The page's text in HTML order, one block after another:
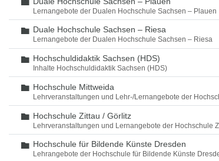
Lernangebote der Dualen Hochschule Sachsen – Plauen
Ordner
Duale Hochschule Sachsen – Riesa
Lernangebote der Dualen Hochschule Sachsen – Riesa
Ordner
Hochschuldidaktik Sachsen (HDS)
Inhalte Hochschuldidaktik Sachsen (HDS)
Ordner
Hochschule Mittweida
Lehrveranstaltungen und Lehr-/Lernangebote der
Ordner
Hochschule Zittau / Görlitz
Lehrveranstaltungen und Lernangebote der Hochschule
Ordner
Hochschule für Bildende Künste Dresden
Lehrangebote der Hochschule für Bildende Künste